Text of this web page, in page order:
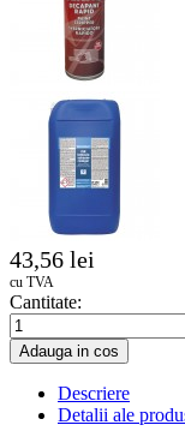
43,56 lei
cu TVA
Cantitate:
Adauga in cos
Descriere
Detalii ale